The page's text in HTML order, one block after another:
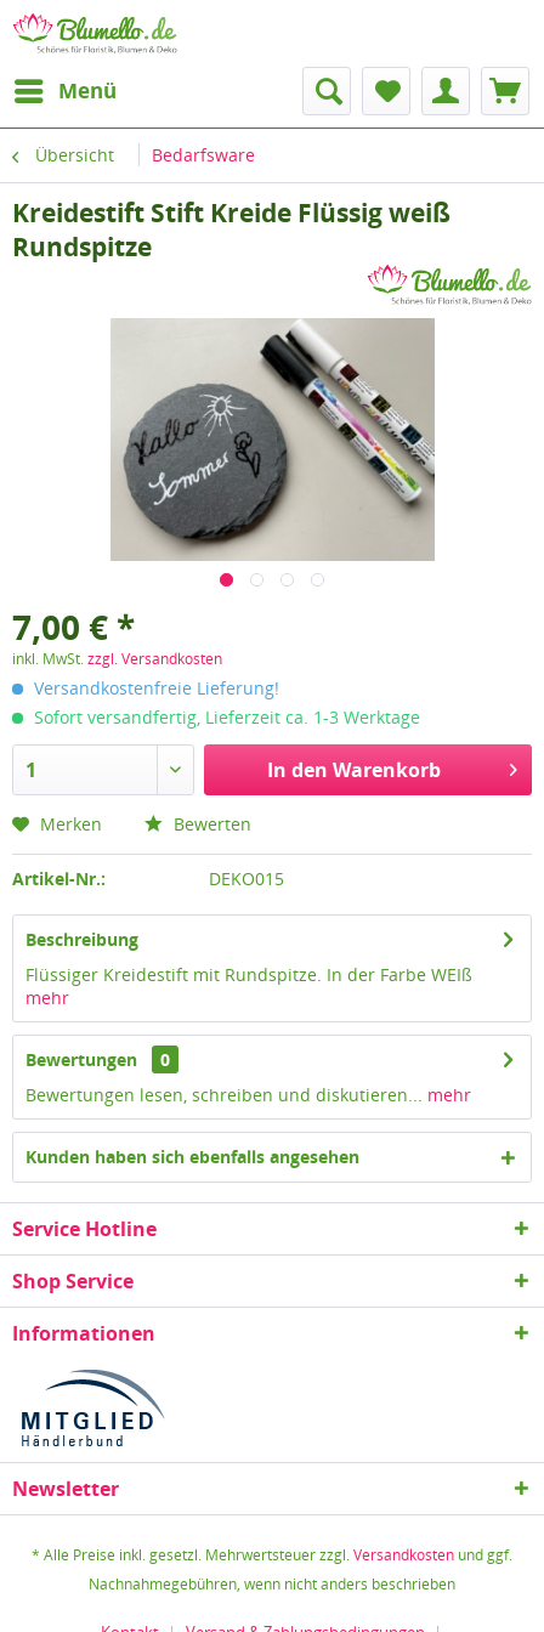
Menü
Übersicht Bedarfsware
Kreidestift Stift Kreide Flüssig weiß
Rundspitze
7,00 € *
inkl. MwSt.zzgl. Versandkosten
Versandkostenfreie Lieferung!
Sofort versandfertig, Lieferzeit ca. 1-3 Werktage
In den Warenkorb
Merken Bewerten
Artikel-Nr.: DEKO015
Beschreibung
Flüssiger Kreidestift mit Rundspitze. In der Farbe WEIß
mehr
Bewertungen
0
Bewertungen lesen, schreiben und diskutieren... mehr
Kunden haben sich ebenfalls angesehen
Service Hotline
Shop Service
Informationen
Newsletter
* Alle Preise inkl. gesetzl. Mehrwertsteuer zzgl.Versandkosten und ggf.
Nachnahmegebühren, wenn nicht anders beschrieben